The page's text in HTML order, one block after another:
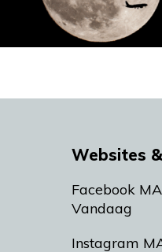
Websites
Facebook
Vandaag
Instagram